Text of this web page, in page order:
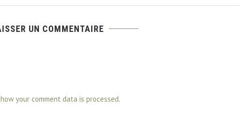
UN COMMENTAIRE
your comment data is processed.